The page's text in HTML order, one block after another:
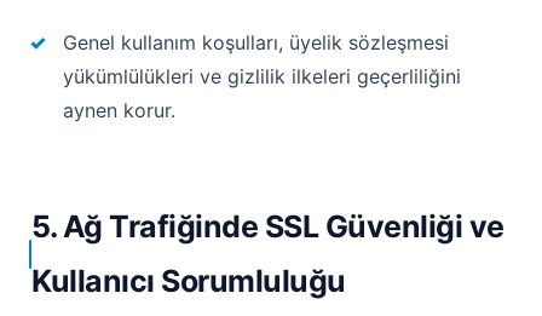
Genel kullanım koşulları, üyelik sözleşmesi
yükümlülükleri ve gizlilik ilkeleri geçerliliğini
aynen korur.
5. Ağ Trafiğinde SSL Güvenliği ve
Kullanıcı Sorumluluğu